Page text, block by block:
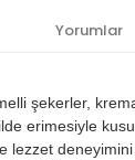
Yorumlar
şekerler,
erimesiyle
lezzet